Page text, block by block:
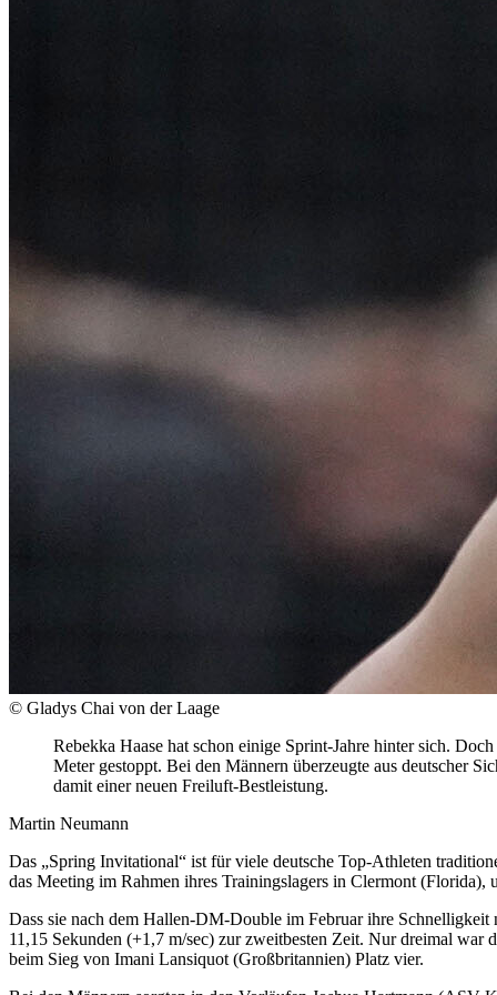
© Gladys Chai von der Laage
Rebekka Haase hat schon einige Sprint-Jahre hinter sich.
Meter gestoppt. Bei den Männern überzeugte aus deutscher
damit einer neuen Freiluft-Bestleistung.
Martin Neumann
Das „Spring Invitational“ ist für viele deutsche Top-Athleten
das Meeting im Rahmen ihres Trainingslagers in Clermont (Florida),
Dass sie nach dem Hallen-DM-Double im Februar ihre
11,15 Sekunden (+1,7 m/sec) zur zweitbesten Zeit. Nur dreimal
beim Sieg von Imani Lansiquot (Großbritannien) Platz vier.